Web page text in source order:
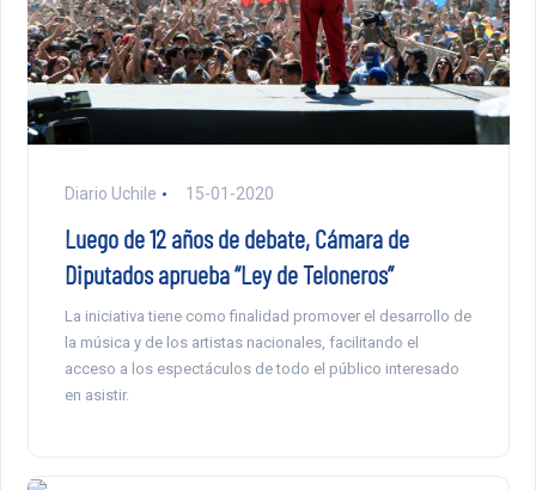
Diario Uchile 15-01-2020
Luego de 12 años de debate, Cámara de
Diputados aprueba “Ley de Teloneros”
La iniciativa tiene como finalidad promover el desarrollo de
la música y de los artistas nacionales, facilitando el
acceso a los espectáculos de todo el público interesado
en asistir.